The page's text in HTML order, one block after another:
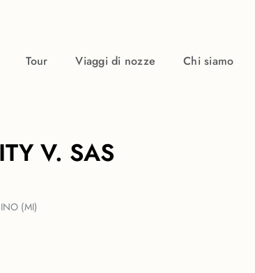
Tour Viaggi di nozze Chi siamo
V. SAS
(MI)